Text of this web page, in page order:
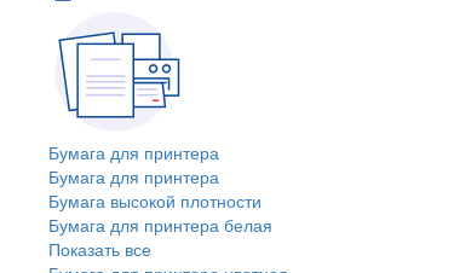
Бумага для принтера
Бумага для принтера
Бумага высокой плотности
Бумага для принтера белая
Показать все